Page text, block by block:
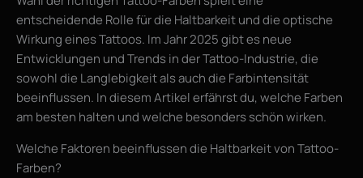
entscheidende Rolle für die Haltbarkeit und die optische
Wirkung eines Tattoos. Im Jahr 2025 gibt es neue
Entwicklungen und Trends in der Tattoo-Industrie, die
sowohl die Langlebigkeit als auch die Farbintensität
beeinflussen. In diesem Artikel erfährst du, welche Farben
am besten halten und welche besonders schön wirken.
Welche Faktoren beeinflussen die Haltbarkeit von Tattoo-
Farben?